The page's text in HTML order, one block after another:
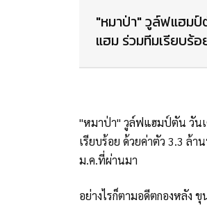
"หมาป่า" วูล์ฟแฮมป์
แฮม ร่วมทีมเรียบร้
"หมาป่า" วูล์ฟแฮมป์ตัน วันเ
เรียบร้อย ด้วยค่าตัว 3.3 ล้
ม.ค.ที่ผ่านมา
อย่างไรก็ตามอดีตกองหลัง